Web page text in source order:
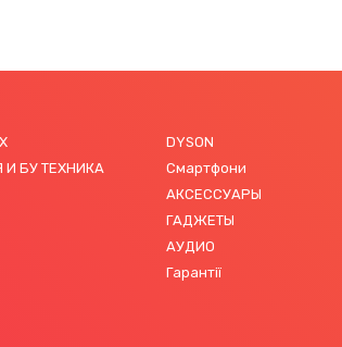
БУ ТЕХНИКА
DYSON
Смартфони
АКСЕССУАРЫ
ГАДЖЕТЫ
АУДИО
Гарантії